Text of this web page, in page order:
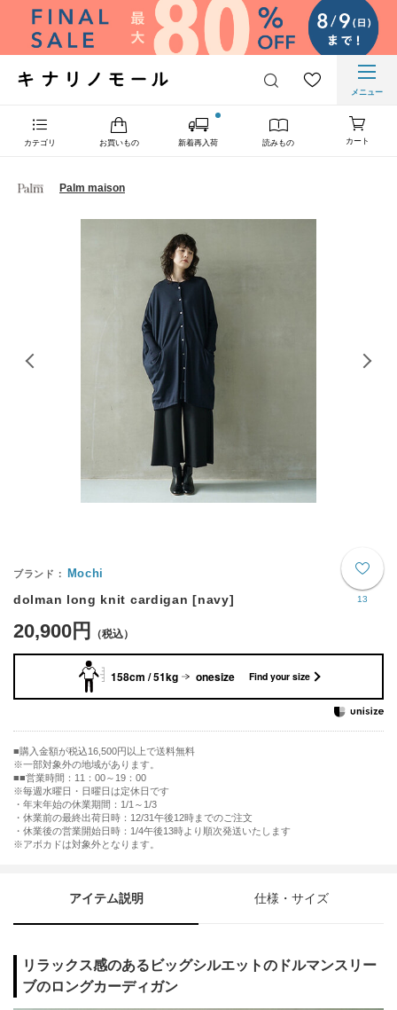
メニュー
カテゴリ お買いもの 新着再入荷 読みもの カート
Palm maison
13
Mochi
dolman long knit cardigan [navy]
20,900円
158cm / 51kg onesize Find your size
購入金額が税込16,500円以上で送料無料
※一部対象外の地域があります。
■営業時間：11：00～19：00
※毎週水曜日・日曜日は定休日です
・年末年始の休業期間：1/1～1/3
・休業前の最終出荷日時：12/31午後12時までのご注文
・休業後の営業開始日時：1/4午後13時より順次発送いたします
※アボカドは対象外となります。
アイテム説明 仕様・サイズ
リラックス感のあるビッグシルエットのドルマンスリー
ブのロングカーディガン